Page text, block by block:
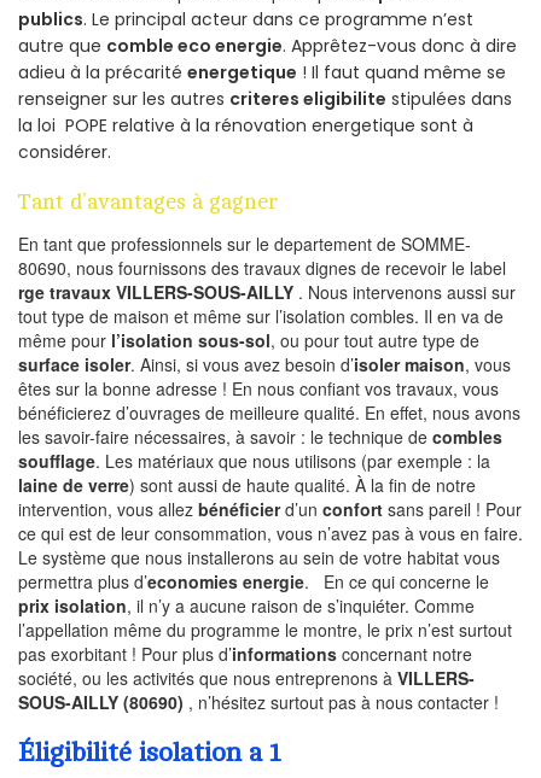
publics. Le principal acteur dans ce programme n’est
autre que comble eco energie. Apprêtez-vous donc à dire
adieu à la précarité energetique ! Il faut quand même se
renseigner sur les autres criteres eligibilite stipulées dans
la loi POPE relative à la rénovation energetique sont à
considérer.
Tant d’avantages à gagner
En tant que professionnels sur le departement de SOMME-
80690, nous fournissons des travaux dignes de recevoir le label
rge travaux VILLERS-SOUS-AILLY . Nous intervenons aussi sur
tout type de maison et même sur l’isolation combles. Il en va de
même pour l’isolation sous-sol, ou pour tout autre type de
surface isoler. Ainsi, si vous avez besoin d’isoler maison, vous
êtes sur la bonne adresse ! En nous confiant vos travaux, vous
bénéficierez d’ouvrages de meilleure qualité. En effet, nous avons
les savoir-faire nécessaires, à savoir : le technique de combles
soufflage. Les matériaux que nous utilisons (par exemple : la
laine de verre) sont aussi de haute qualité. À la fin de notre
intervention, vous allez bénéficierd’un confort sans pareil ! Pour
ce qui est de leur consommation, vous n’avez pas à vous en faire.
Le système que nous installerons au sein de votre habitat vous
permettra plus d’economies energie. En ce qui concerne le
prix isolation, il n’y a aucune raison de s’inquiéter. Comme
l’appellation même du programme le montre, le prix n’est surtout
pas exorbitant ! Pour plus d’informations concernant notre
société, ou les activités que nous entreprenons à VILLERS-
SOUS-AILLY (80690) , n’hésitez surtout pas à nous contacter !
Éligibilité isolation a 1